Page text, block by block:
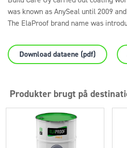
was known as AnySeal until 2009
The ElaProof brand name was
Download dataene (pdf)
Produkter brugt på